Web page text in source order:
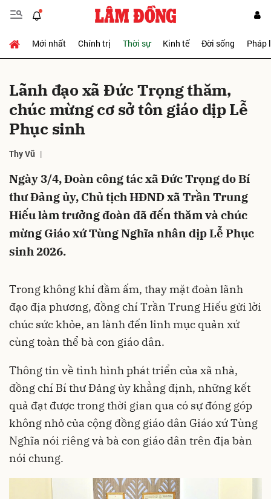
Mới nhất Chính trị Thời sự Kinh tế Đời sống Pháp
Lãnh đạo xã Đức Trọng thăm,
chúc mừng cơ sở tôn giáo dịp Lễ
Phục sinh
Thy Vũ
Ngày 3/4, Đoàn công tác xã Đức Trọng do Bí
thư Đảng ủy, Chủ tịch HĐND xã Trần Trung
Hiếu làm trưởng đoàn đã đến thăm và chúc
mừng Giáo xứ Tùng Nghĩa nhân dịp Lễ Phục
sinh 2026.
Trong không khí đầm ấm, thay mặt đoàn lãnh
đạo địa phương, đồng chí Trần Trung Hiếu gửi lời
chúc sức khỏe, an lành đến linh mục quản xứ
cùng toàn thể bà con giáo dân.
Thông tin về tình hình phát triển của xã nhà,
đồng chí Bí thư Đảng ủy khẳng định, những kết
quả đạt được trong thời gian qua có sự đóng góp
không nhỏ của cộng đồng giáo dân Giáo xứ Tùng
Nghĩa nói riêng và bà con giáo dân trên địa bàn
nói chung.
Gửi bình luận
Hủy Gửi